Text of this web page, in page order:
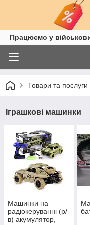
Працюємо у
Товари та послуги
Іграшкові машинки
Машинки на
радіокеруванні (р/
в) акумулятор,